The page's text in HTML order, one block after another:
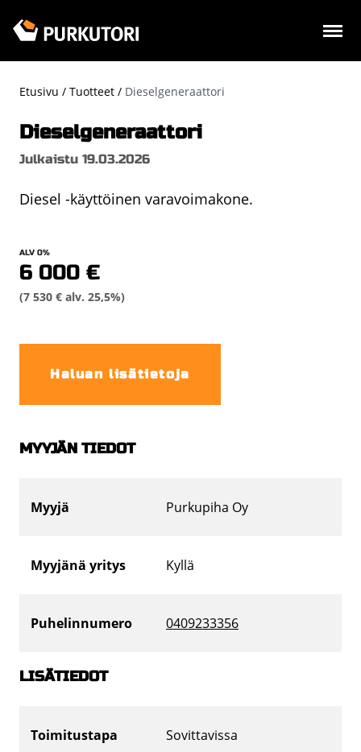
pääsisältöön
Etusivu Tuotteet Dieselgeneraattori
Dieselgeneraattori
Julkaistu 19.03.2026
Diesel -käyttöinen varavoimakone.
ALV 0%
6 000 €
(7 530 € alv. 25,5%)
Haluan lisätietoja
MYYJÄN TIEDOT
Myyjä Purkupiha Oy
Myyjänä yritys Kyllä
Puhelinnumero 0409233356
LISÄTIEDOT
Toimitustapa Sovittavissa